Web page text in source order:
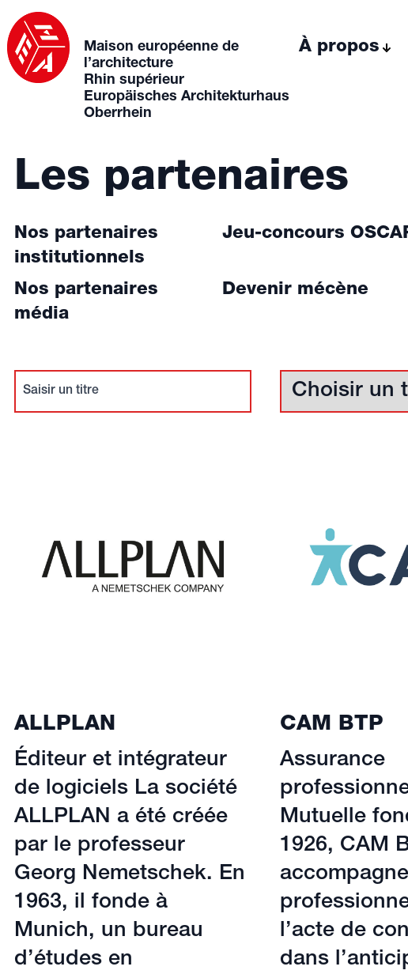
Maison européenne de
l’architecture
Rhin supérieur
Europäisches Architekturhaus
Oberrhein
À propos
Les partenaires
Nos partenaires
institutionnels
Jeu-concours
Nos partenaires
média
Devenir mécène
ALLPLAN
Éditeur et intégrateur
de logiciels La société
ALLPLAN a été créée
par le professeur
Georg Nemetschek. En
1963, il fonde à
Munich, un bureau
d’études en
CAM BTP
Assurance
Mutuelle
1926, CAM
l’acte de
dans